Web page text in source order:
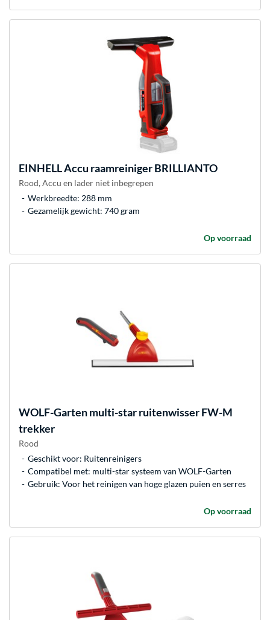
EINHELLAccu raamreiniger BRILLIANTO
Rood, Accu en lader niet inbegrepen
Werkbreedte: 288 mm
Gezamelijk gewicht: 740 gram
Op voorraad
WOLF-Gartenmulti-star ruitenwisser FW-M
trekker
Rood
Geschikt voor: Ruitenreinigers
Compatibel met: multi-star systeem van WOLF-Garten
Gebruik: Voor het reinigen van hoge glazen puien en serres
Op voorraad